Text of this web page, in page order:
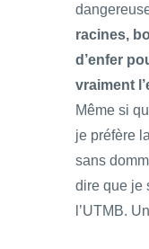
racines,
d’enfer
vraiment
Même si
je préfère
sans
dire que je
l’UTMB.